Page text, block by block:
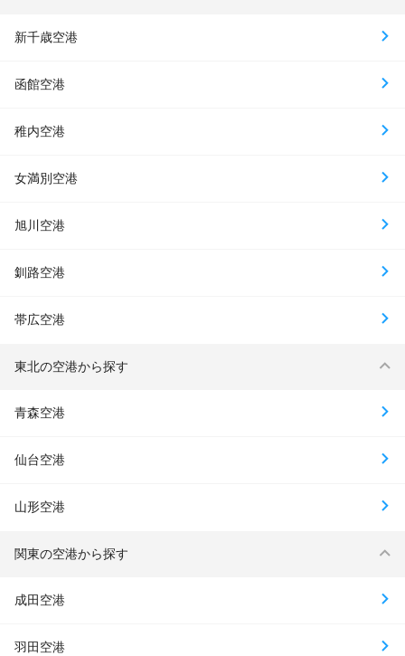
新千歳空港
函館空港
稚内空港
女満別空港
旭川空港
釧路空港
帯広空港
東北の空港から探す
青森空港
仙台空港
山形空港
関東の空港から探す
成田空港
羽田空港